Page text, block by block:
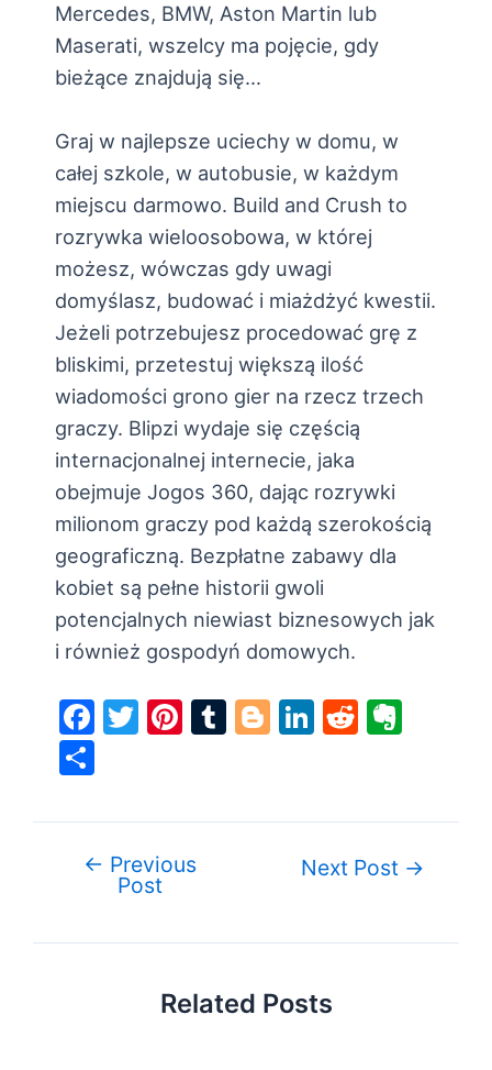
Mercedes, BMW, Aston Martin lub
Maserati, wszelcy ma pojęcie, gdy
bieżące znajdują się…
Graj w najlepsze uciechy w domu, w
całej szkole, w autobusie, w każdym
miejscu darmowo. Build and Crush to
rozrywka wieloosobowa, w której
możesz, wówczas gdy uwagi
domyślasz, budować i miażdżyć kwestii.
Jeżeli potrzebujesz procedować grę z
bliskimi, przetestuj większą ilość
wiadomości grono gier na rzecz trzech
graczy. Blipzi wydaje się częścią
internacjonalnej internecie, jaka
obejmuje Jogos 360, dając rozrywki
milionom graczy pod każdą szerokością
geograficzną. Bezpłatne zabawy dla
kobiet są pełne historii gwoli
potencjalnych niewiast biznesowych jak
i również gospodyń domowych.
F
e
b
T
er
Pi
e
st
T
bl
Bl
g
er
Li
e
dI
R
di
t
n
ot
ar
e
navigation
← Previous
Post
Next Post →
Related Posts